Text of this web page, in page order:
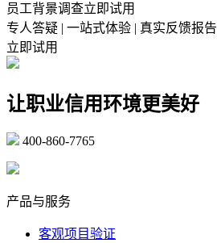
员工背景调查立即试用
专人答疑 | 一站式体验 | 真实反馈报告
立即试用
让职业信用环境更美好
400-860-7765
产品与服务
客观项目验证